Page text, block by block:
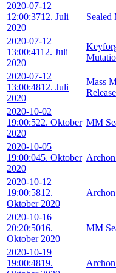
2020-07-12
12:00:3712. Juli
2020
Sealed
2020-07-12
13:00:4112. Juli
2020
2020-07-12
13:00:4812. Juli
2020
Mass
2020-10-02
19:00:522. Oktober
2020
MM
2020-10-05
19:00:045. Oktober
2020
2020-10-12
19:00:5812.
Oktober 2020
2020-10-16
20:20:5016.
Oktober 2020
MM
2020-10-19
19:00:4819.